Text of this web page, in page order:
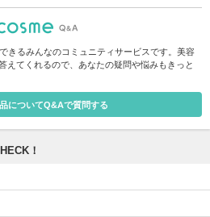
きるみんなのコミュニティサービスです。美容
えてくれるので、あなたの疑問や悩みもきっと
についてQ&Aで質問する
！